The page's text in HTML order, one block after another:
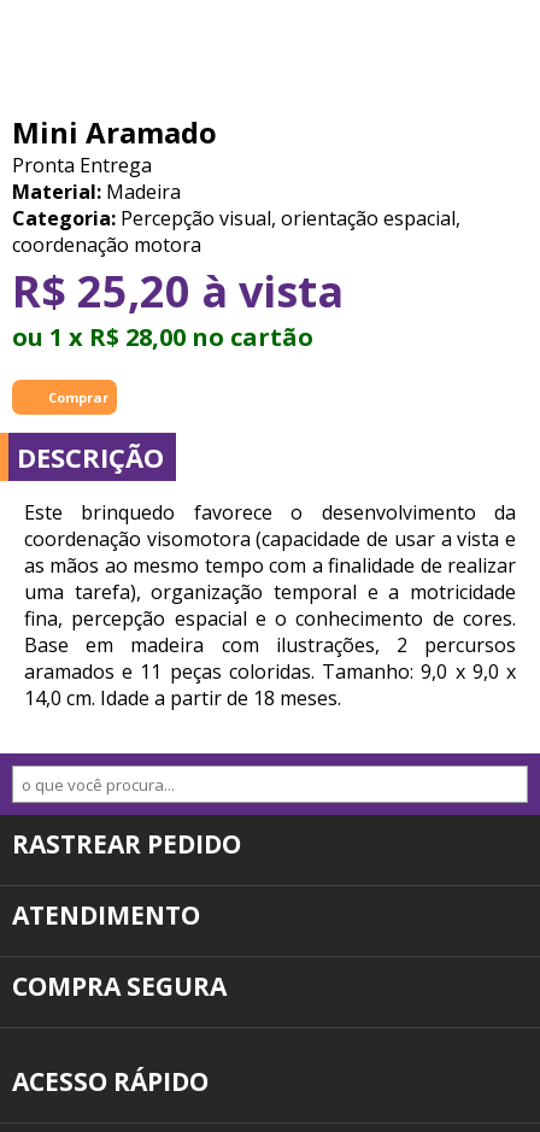
Mini Aramado
Pronta Entrega
Material: Madeira
Categoria: Percepção visual, orientação espacial,
coordenação motora
R$ 25,20 à vista
ou 1 x R$ 28,00 no cartão
DESCRIÇÃO
Este brinquedo favorece o desenvolvimento da
coordenação visomotora (capacidade de usar a vista e
as mãos ao mesmo tempo com a finalidade de realizar
uma tarefa), organização temporal e a motricidade
fina, percepção espacial e o conhecimento de cores.
Base em madeira com ilustrações, 2 percursos
aramados e 11 peças coloridas. Tamanho: 9,0 x 9,0 x
14,0 cm. Idade a partir de 18 meses.
RASTREAR PEDIDO
ATENDIMENTO
COMPRA SEGURA
ACESSO RÁPIDO